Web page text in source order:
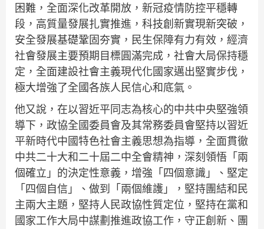
困難，全面深化改革開放，新冠疫情防控平穩轉
段，高質量發展扎實推進，科技創新實現新突破，
安全發展基礎鞏固夯實，民生保障有力有效，經濟
社會發展主要預期目標圓滿完成，社會大局保持穩
定，全面建設社會主義現代化國家邁出堅實步伐，
極大增強了全國各族人民信心和底氣。
他又說，在以習近平同志為核心的中共中央堅強領
導下，政協全國委員會及其常務委員會堅持以習近
平新時代中國特色社會主義思想為指導，全面貫徹
中共二十大和二十屆二中全會精神，深刻領悟「兩
個確立」的決定性意義，增強「四個意識」、堅定
「四個自信」、做到「兩個維護」，堅持團結和民
主兩大主題，堅持人民政協性質定位，堅持在黨和
國家工作大局中謀劃推進政協工作，守正創新、團